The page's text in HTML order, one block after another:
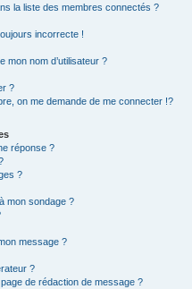
la liste des membres connectés ?
incorrecte !
mon nom d’utilisateur ?
?
on me demande de me connecter !?
réponse ?
?
mon sondage ?
message ?
?
de rédaction de message ?